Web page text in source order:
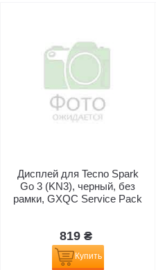
Дисплей для Tecno Spark
Go 3 (KN3), черный, без
рамки, GXQC Service Pack
819 ₴
Купить